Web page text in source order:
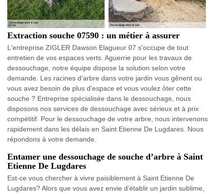
Extraction souche 07590 : un métier à assurer
L'entreprise ZIGLER Dawson Elagueur 07 s'occupe de tout
entretien de vos espaces verts. Aguerrie pour les travaux de
dessouchage, notre équipe dispose la solution selon votre
demande. Les racines d’arbre dans votre jardin vous gênent ou
vous avez besoin de plus d’espace et vous voulez ôter cette
souche ? Entreprise spécialisée dans le dessouchage, nous
disposons nos services de dessouchage avec sérieux et à prix
compétitif. Pour le dessouchage de votre arbre, nous intervenons
rapidement dans les délais en Saint Etienne De Lugdares. Nous
répondons à votre demande.
Entamer une dessouchage de souche d’arbre à Saint
Etienne De Lugdares
Est-ce vous chercher à vivre paisiblement à Saint Etienne De
Lugdares? Alors que vous avez envie d’établir un jardin sublime,